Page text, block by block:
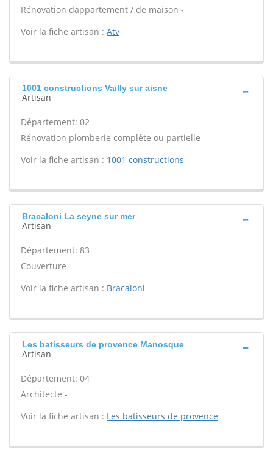
Rénovation dappartement / de maison -
Voir la fiche artisan : Atv
1001 constructions Vailly sur aisne
Artisan
Département: 02
Rénovation plomberie complète ou partielle -
Voir la fiche artisan : 1001 constructions
Bracaloni La seyne sur mer
Artisan
Département: 83
Couverture -
Voir la fiche artisan : Bracaloni
Les batisseurs de provence Manosque
Artisan
Département: 04
Architecte -
Voir la fiche artisan : Les batisseurs de provence